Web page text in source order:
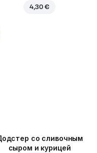
4,30 €
со сливочным
сыром и курицей